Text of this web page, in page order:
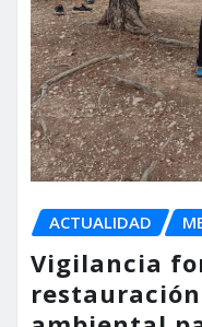
ACTUALIDAD
Vigilancia